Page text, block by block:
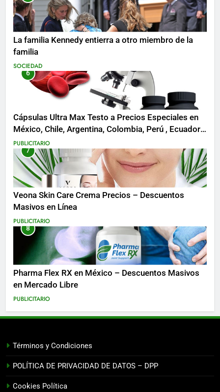
La familia Kennedy entierra a otro miembro de la
familia
SOCIEDAD
6
Cápsulas Ultra Max Testo a Precios Especiales en
México, Chile, Argentina, Colombia, Perú , Ecuador,
Costa Rica y Más
PUBLICITARIO
7
Veona Skin Care Crema Precios – Descuentos
Masivos en Línea
PUBLICITARIO
8
Pharma Flex RX en México – Descuentos Masivos
en Mercado Libre
PUBLICITARIO
Términos y Condiciones
POLÍTICA DE PRIVACIDAD DE DATOS – DPP
Cookies Política